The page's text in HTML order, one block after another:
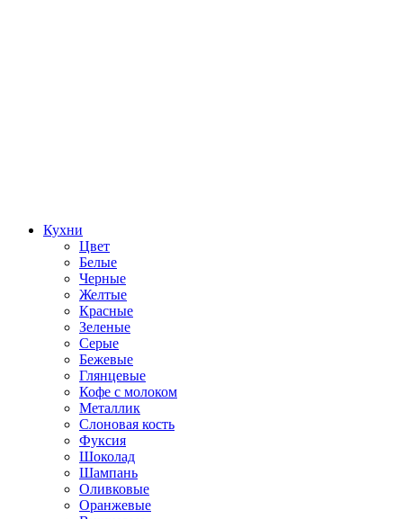
Кухни
Цвет
Белые
Черные
Желтые
Красные
Зеленые
Серые
Бежевые
Глянцевые
Кофе с молоком
Металлик
Слоновая кость
Фуксия
Шоколад
Шампань
Оливковые
Оранжевые